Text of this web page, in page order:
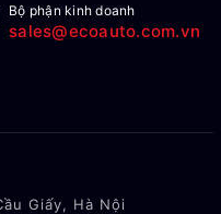
Bộ phận kinh doanh
sales@ecoauto.com.vn
Giấy, Hà Nội